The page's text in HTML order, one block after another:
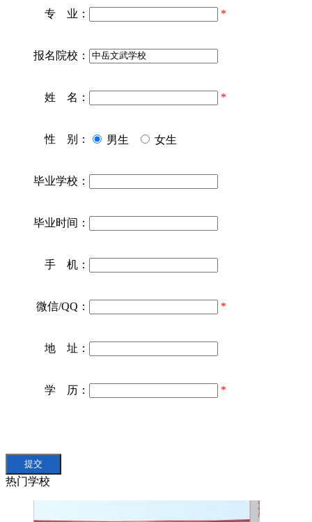
专 业： *
报名院校：
姓 名： *
性 别： 男生 女生
毕业学校：
毕业时间：
手 机：
微信/QQ： *
地 址：
学 历： *
热门学校